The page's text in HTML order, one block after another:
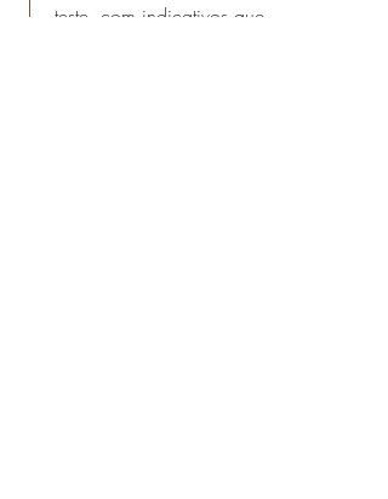
teste, com indicativos que